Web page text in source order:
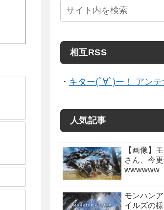
相互RSS
・ キター(ﾟ∀ﾟ)ー！ アンテ
人気記事
【画像】
さん、今
wwwwww
モンハン
イルズの